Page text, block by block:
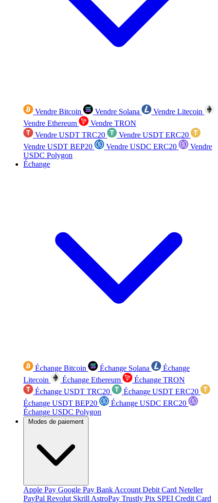
Vendre Bitcoin Vendre Solana
Vendre Litecoin
Vendre Ethereum
Vendre TRON
Vendre USDT TRC20
Vendre USDT ERC20
Vendre USDT BEP20
Vendre USDC ERC20
Vendre
USDC Polygon
Échange
Échange Bitcoin Échange Solana
Échange
Litecoin
Échange Ethereum
Échange TRON
Échange USDT TRC20
Échange USDT ERC20
Échange USDT BEP20
Échange USDC ERC20
Échange USDC Polygon
Modes de paiement
Apple Pay Google Pay Bank Account Debit Card Neteller
PayPal Revolut Skrill AstroPay Trustly Pix SPEI Credit Card